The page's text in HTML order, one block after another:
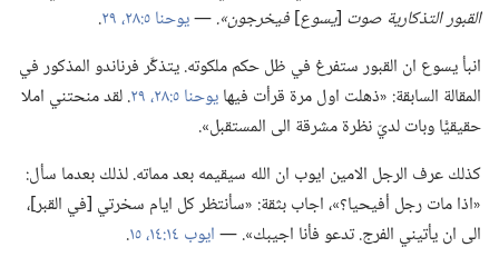
القبور التذكارية صوت ‏[‏يسوع‏]فيخرجون».‏‏—‏يوحنا ٥:‏​٢٨،‏ ٢٩
‏.‏
انبأ يسوع ان القبور ستفرغ في ظل حكم ملكوته.‏ يتذكَّر فرناندو المذكور في
المقالة السابقة:‏ «ذهلت اول مرة قرأت فيهايوحنا ٥:‏​٢٨،‏ ٢٩
‏.‏ لقد منحتني املا
حقيقيًّا وبات لديّ نظرة مشرقة الى المستقبل».‏
كذلك عرف الرجل الامين ايوب ان الله سيقيمه بعد مماته.‏ لذلك بعدما سأل:‏
«اذا مات رجل أفيحيا؟‏»،‏ اجاب بثقة:‏ «سأنتظر كل ايام سخرتي [في القبر]،‏
الى ان يأتيني الفرج.‏ تدعو فأنا اجيبك».‏ —‏ايوب ١٤:‏​١٤،‏ ١٥ ‏.‏